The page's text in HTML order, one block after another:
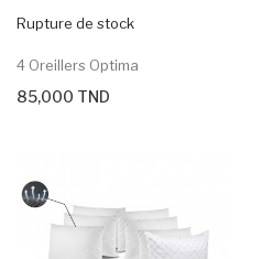
Rupture de stock
4 Oreillers Optima
85,000 TND